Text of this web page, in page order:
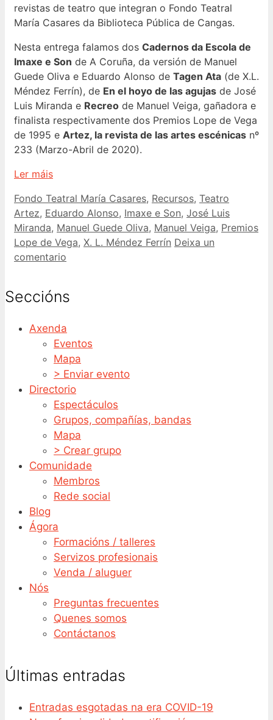
revistas de teatro que integran o Fondo Teatral
María Casares da Biblioteca Pública de Cangas.
Nesta entrega falamos dos Cadernos da Escola de
Imaxe e Son de A Coruña, da versión de Manuel
Guede Oliva e Eduardo Alonso de Tagen Ata (de X.L.
Méndez Ferrín), de En el hoyo de las agujas de José
Luis Miranda e Recreo de Manuel Veiga, gañadora e
finalista respectivamente dos Premios Lope de Vega
de 1995 e Artez, la revista de las artes escénicas nº
233 (Marzo-Abril de 2020).
Ler máis
Categorías
Fondo Teatral María Casares, Recursos, Teatro
Artez, Eduardo Alonso, Imaxe e Son, José Luis
Miranda, Manuel Guede Oliva, Manuel Veiga, Premios
Lope de Vega, X. L. Méndez Ferrín Deixa un
comentario
Seccións
Axenda
Eventos
Mapa
> Enviar evento
Directorio
Espectáculos
Grupos, compañías, bandas
Mapa
> Crear grupo
Comunidade
Membros
Rede social
Blog
Ágora
Formacións / talleres
Servizos profesionais
Venda / aluguer
Nós
Preguntas frecuentes
Quenes somos
Contáctanos
Últimas entradas
Entradas esgotadas na era COVID-19